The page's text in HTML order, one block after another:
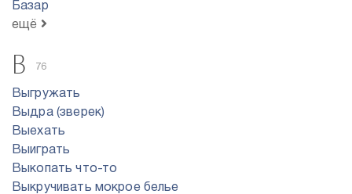
Базар
ещё
В 76
Выгружать
Выдра (зверек)
Выехать
Выиграть
Выкопать что-то
Выкручивать мокрое белье